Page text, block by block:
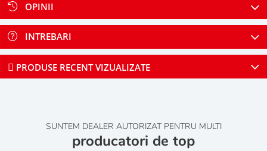
OPINII
INTREBARI
PRODUSE RECENT VIZUALIZATE
SUNTEM DEALER AUTORIZAT PENTRU MULTI
producatori de top